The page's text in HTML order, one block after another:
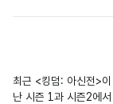
최근 <킹덤: 아신전>
난 시즌 1과 시즌2에